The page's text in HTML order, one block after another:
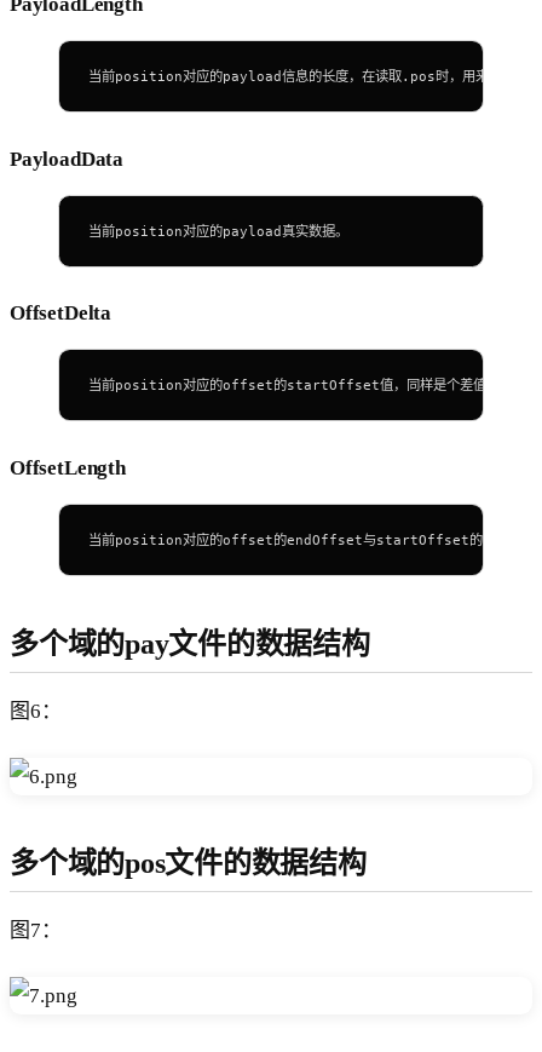
当前position对应的payload信息的长度，在读取.pos时，用来确定往后
PayloadData
当前position对应的payload真实数据。
OffsetDelta
当前position对应的offset的startOffset值，同样是个差值
OffsetLength
当前position对应的offset的endOffset与startOffset的差值。
多个域的pay文件的数据结构
图6：
多个域的pos文件的数据结构
图7：